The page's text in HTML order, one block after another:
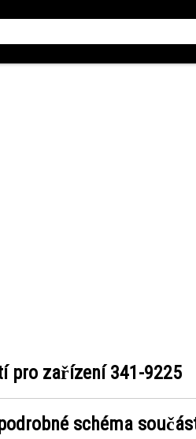
pro zařízení341-9225
schéma